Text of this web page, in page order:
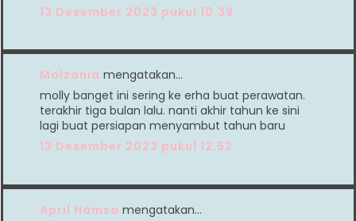
13 Desember 2023 pukul 10.39
Molzania mengatakan…
molly banget ini sering ke erha buat perawatan.
terakhir tiga bulan lalu. nanti akhir tahun ke sini
lagi buat persiapan menyambut tahun baru
13 Desember 2023 pukul 12.52
April Hamsa mengatakan…